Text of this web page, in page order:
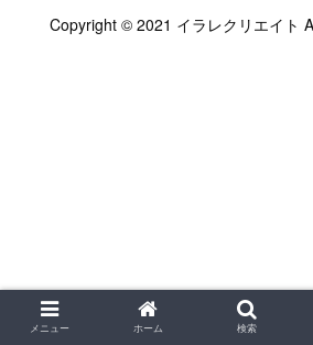
Copyright © 2021 イラレクリエイト
メニュー ホーム 検索